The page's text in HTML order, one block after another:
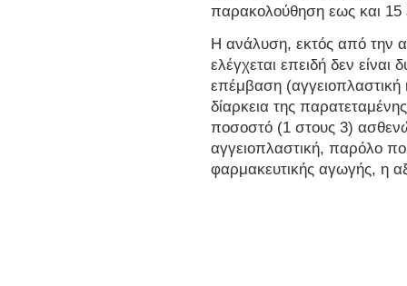
παρακολούθηση εως και
Η ανάλυση, εκτός από την
ελέγχεται επειδή δεν
επέμβαση
δίαρκεια της
ποσοστό (1 στους 3)
αγγειοπλαστική, παρόλο
φαρμακευτικής αγωγής, η